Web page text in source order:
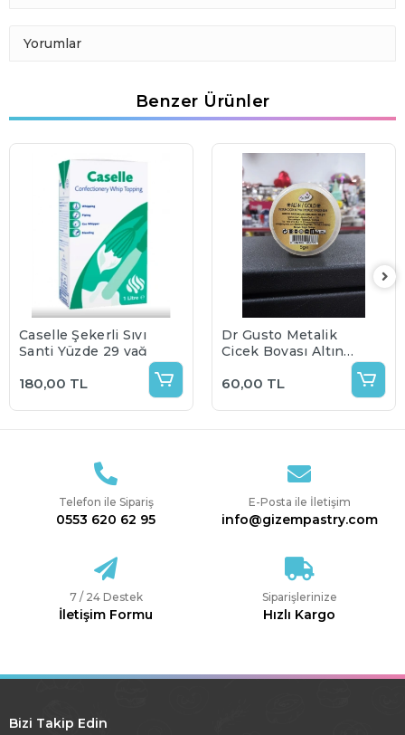
Yorumlar
Benzer Ürünler
Caselle Şekerli Sıvı
Şanti Yüzde 29 yağ
180,00 TL
Dr Gusto Metalik
Çiçek Boyası Altın
60,00 TL
Telefon ile Sipariş
0553 620 62 95
E-Posta ile İletişim
info@gizempastry.com
7 / 24 Destek
İletişim Formu
Siparişlerinize
Hızlı Kargo
Bizi Takip Edin